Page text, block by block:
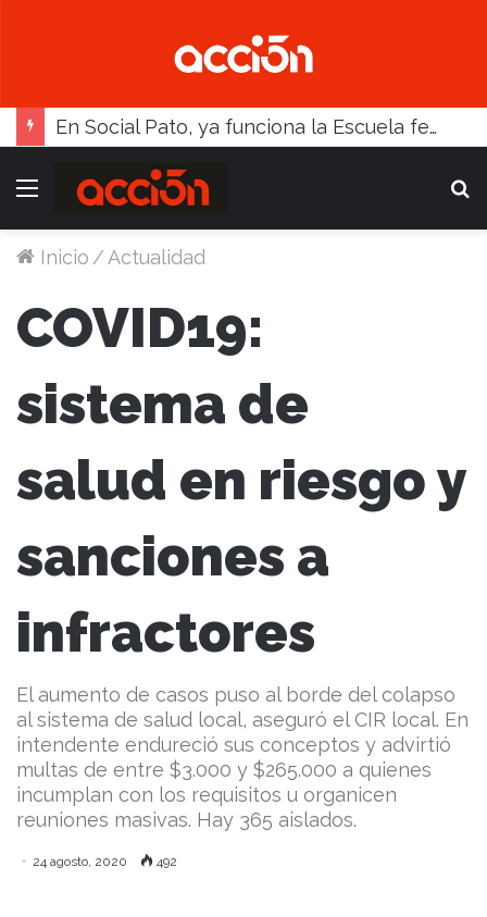
En Social Pato, ya funciona la Escuela femenina de paleta
Menú
Inicio /Actualidad
COVID19:
sistema de
salud en riesgo y
sanciones a
infractores
El aumento de casos puso al borde del colapso
al sistema de salud local, aseguró el CIR local. En
intendente endureció sus conceptos y advirtió
multas de entre $3.000 y $265.000 a quienes
incumplan con los requisitos u organicen
reuniones masivas. Hay 365 aislados.
24 agosto, 2020 492